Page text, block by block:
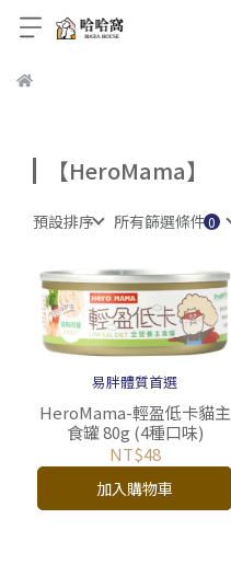
【HeroMama】
預設排序 所有篩選條件
易胖體質首選
HeroMama-輕盈低卡貓主
食罐 80g (4種口味)
NT$48
加入購物車